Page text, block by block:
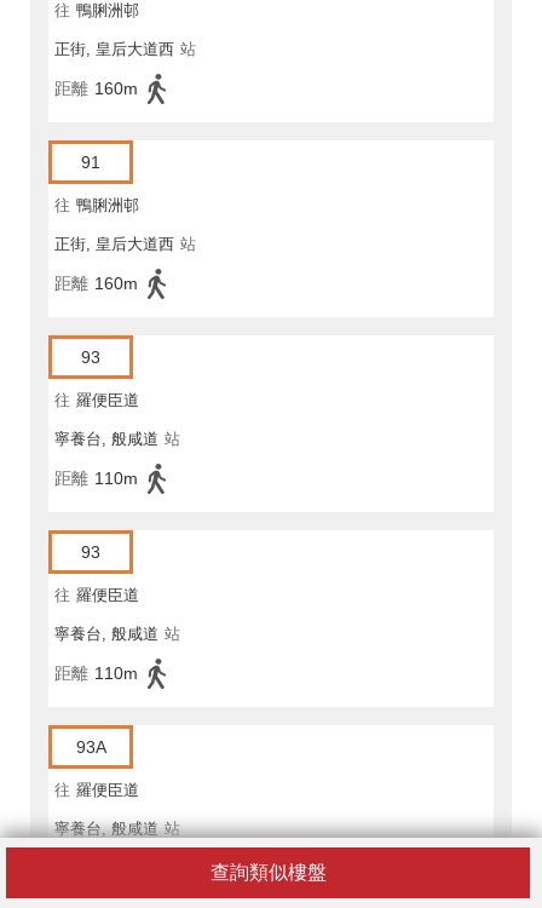
查詢類似樓盤
往 鴨脷洲邨
正街, 皇后大道西 站
距離 160m
91
往 鴨脷洲邨
正街, 皇后大道西 站
距離 160m
93
往 羅便臣道
寧養台, 般咸道 站
距離 110m
93
往 羅便臣道
寧養台, 般咸道 站
距離 110m
93A
往 羅便臣道
寧養台, 般咸道 站